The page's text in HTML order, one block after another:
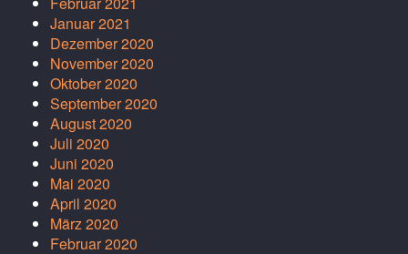
Januar 2021
Dezember 2020
November 2020
Oktober 2020
September 2020
August 2020
Juli 2020
Juni 2020
Mai 2020
April 2020
März 2020
Februar 2020